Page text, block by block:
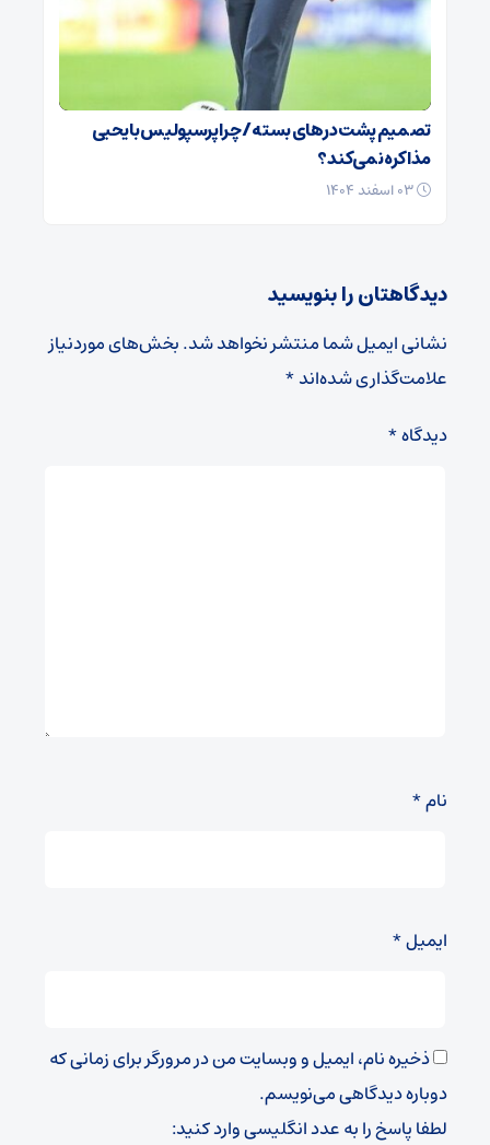
تصمیم پشت در‌های بسته / چرا پرسپولیس با یحیی
مذاکره نمی‌کند؟
دیدگاهتان را بنویسید
نشانی ایمیل شما منتشر نخواهد شد.بخش‌های موردنیاز
علامت‌گذاری شده‌اند*
دیدگاه*
نام*
ایمیل*
ذخیره نام، ایمیل و وبسایت من در مرورگر برای زمانی که
دوباره دیدگاهی می‌نویسم.
لطفا پاسخ را به عدد انگلیسی وارد کنید: